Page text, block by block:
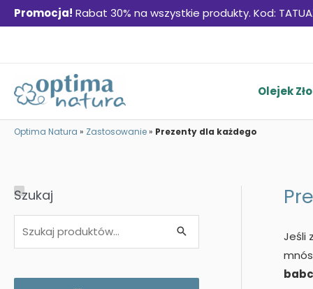
Promocja! Rabat 30% na wszystkie produkty. Kod:
Olejek
Optima Natura » Zastosowanie» Prezenty dla każdego
Szukaj
z
Jeśli